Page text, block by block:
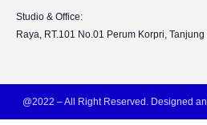
Studio &
Raya, RT.101 No.01 Perum Korpri,
@2022 – All Right Reserved. Designed